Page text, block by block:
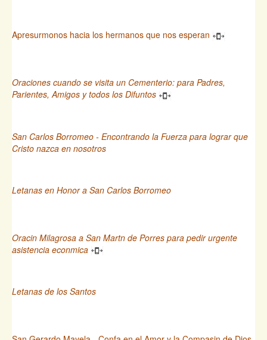
Apresurmonos hacia los hermanos que nos esperan
Oraciones cuando se visita un Cementerio: para Padres,
Parientes, Amigos y todos los Difuntos
San Carlos Borromeo - Encontrando la Fuerza para lograr que
Cristo nazca en nosotros
Letanas en Honor a San Carlos Borromeo
Oracin Milagrosa a San Martn de Porres para pedir urgente
asistencia econmica
Letanas de los Santos